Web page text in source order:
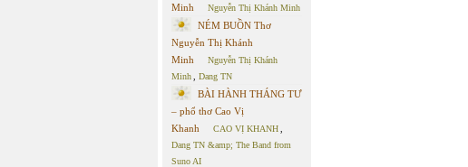
Minh
Nguyễn Thị Khánh Minh
NÉM BUỒN Thơ
Nguyễn Thị Khánh
Minh
Nguyễn Thị Khánh
Minh
Dang TN
BÀI HÀNH THÁNG TƯ
– phổ thơ Cao Vị
Khanh
CAO VỊ KHANH
Dang TN &amp; The Band from
Suno AI